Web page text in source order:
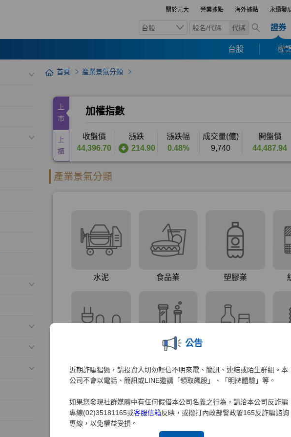
關於元大 營業據點 海外據點 永續發
台股 代碼 證券
台股 權
公告
近期詐騙猖獗，請投資人切勿輕信不明來電、簡訊、連結或陌生群組。本
公司不會以電話、簡訊或LINE邀請「領取飆股」、「明牌體驗」等。
如果您發現社群媒體中有任何假借本公司名義之行為，請洽本公司反詐騙
專線(02)35181165或客服信箱反映，或撥打內政部警政署165反詐騙諮詢
專線，以免權益受損。
首頁 產業景氣分類